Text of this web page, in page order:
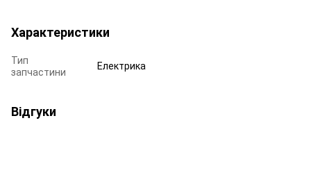
Характеристики
Тип
запчастини
Електрика
Відгуки